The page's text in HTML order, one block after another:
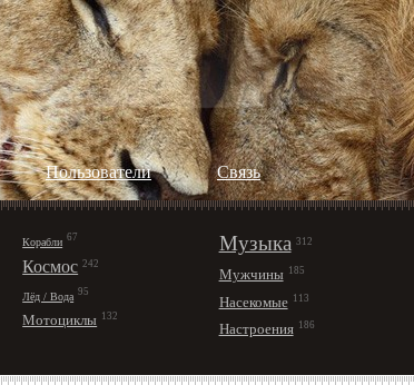
Пользователи Cвязь
Корабли 67
Космос 242
Лёд / Вода 95
Мотоциклы 132
Музыка 312
Мужчины 185
Насекомые 113
Настроения 186